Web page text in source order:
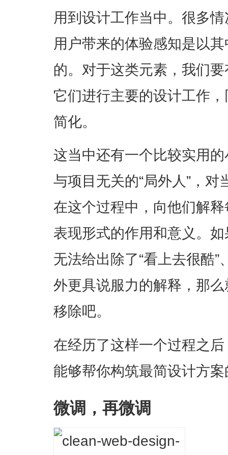
用到设计工作当中。很多
用户带来的体验感知是以
的。对于这类元素，我们
它们进行主要的设计工作
简化。
这当中还有一个比较实用
与项目无关的“局外人”，
在这个过程中，向他们解
表现形式的作用和意义。
无法给出除了“看上去很酷”
外更具说服力的解释，那
移除吧。
在经历了这样一个过程之
能够帮你构筑最简设计方
微调，再微调